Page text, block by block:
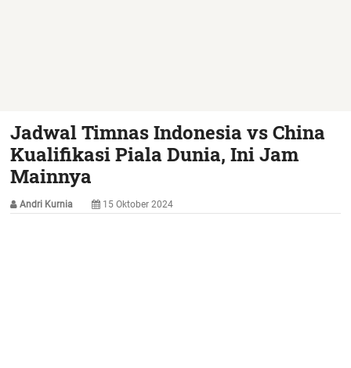
Jadwal Timnas Indonesia vs China
Kualifikasi Piala Dunia, Ini Jam
Mainnya
Andri Kurnia 15 Oktober 2024